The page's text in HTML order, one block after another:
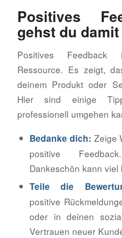
Positives
gehst du
Positives
Ressource. Es zeigt,
deinem Produkt oder
Hier sind einige
professionell umgehen
Bedanke dich: Zeige
positive
Dankeschön kann viel
Teile die
positive
oder in deinen
Vertrauen neuer